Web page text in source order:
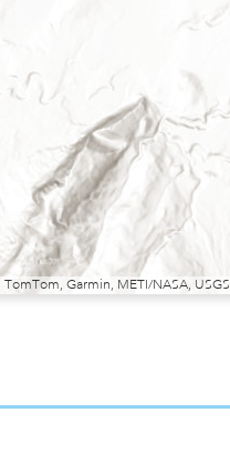
TomTom, Garmin, METI/NASA, USGS